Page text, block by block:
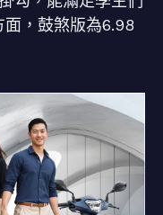
，鼓煞版為6.98